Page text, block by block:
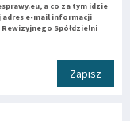
a co za tym idzie
adres e-mail informacji
Spółdzielni
Zapisz